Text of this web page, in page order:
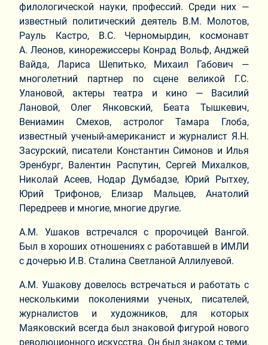
филологической науки, профессий. Среди них —
известный политический деятель В.М. Молотов,
Рауль Кастро, В.С. Черномырдин, космонавт
А. Леонов, кинорежиссеры Конрад Вольф, Анджей
Вайда, Лариса Шепитько, Михаил Габович —
многолетний партнер по сцене великой Г.С.
Улановой, актеры театра и кино — Василий
Лановой, Олег Янковский, Беата Тышкевич,
Вениамин Смехов, астролог Тамара Глоба,
известный ученый-американист и журналист Я.Н.
Засурский, писатели Константин Симонов и Илья
Эренбург, Валентин Распутин, Сергей Михалков,
Николай Асеев, Нодар Думбадзе, Юрий Рытхеу,
Юрий Трифонов, Елизар Мальцев, Анатолий
Передреев и многие, многие другие.
А.М. Ушаков встречался с пророчицей Вангой.
Был в хороших отношениях с работавшей в ИМЛИ
с дочерью И.В. Сталина Светланой Аллилуевой.
А.М. Ушакову довелось встречаться и работать с
несколькими поколениями ученых, писателей,
журналистов и художников, для которых
Маяковский всегда был знаковой фигурой нового
революционного искусства. Он был знаком с теми,